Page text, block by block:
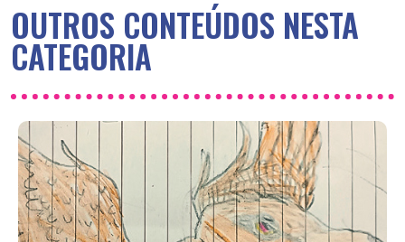
OUTROS CONTEÚDOS NESTA
CATEGORIA